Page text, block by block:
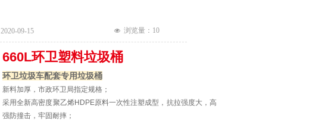
2020-09-15 넶 浏览量：10
660L环卫塑料垃圾桶
环卫垃圾车配套专用垃圾桶
新料加厚，市政环卫局指定规格；
采用全新高密度聚乙烯HDPE原料一次性注塑成型，抗拉强度大，高
强防撞击，牢固耐摔；